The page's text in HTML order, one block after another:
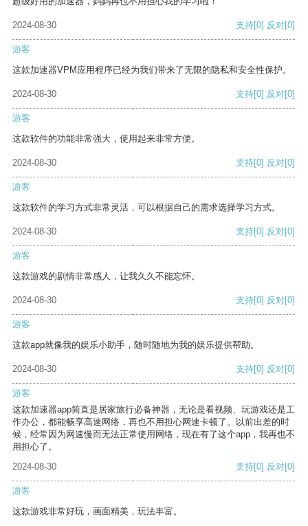
2024-08-30 支持[0] 反对[0]
游客
这款加速器VPM应用程序已经为我们带来了无限的隐私和安全性保护。
2024-08-30 支持[0] 反对[0]
游客
这款软件的功能非常强大，使用起来非常方便。
2024-08-30 支持[0] 反对[0]
游客
这款软件的学习方式非常灵活，可以根据自己的需求选择学习方式。
2024-08-30 支持[0] 反对[0]
游客
这款游戏的剧情非常感人，让我久久不能忘怀。
2024-08-30 支持[0] 反对[0]
游客
这款app就像我的娱乐小助手，随时随地为我的娱乐提供帮助。
2024-08-30 支持[0] 反对[0]
游客
这款加速器app简直是居家旅行必备神器，无论是看视频、玩游戏还是工
作办公，都能畅享高速网络，再也不用担心网速卡顿了。以前出差的时
候，经常因为网速慢而无法正常使用网络，现在有了这个app，我再也不
用担心了。
2024-08-30
支持[0] 反对[0]
游客
这款游戏非常好玩，画面精美，玩法丰富。